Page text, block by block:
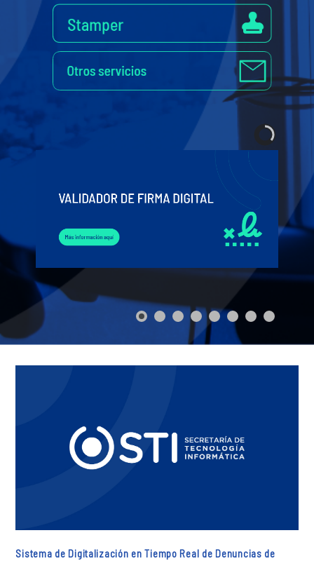
Sistema de Digitalización en Tiempo Real de Denuncias de